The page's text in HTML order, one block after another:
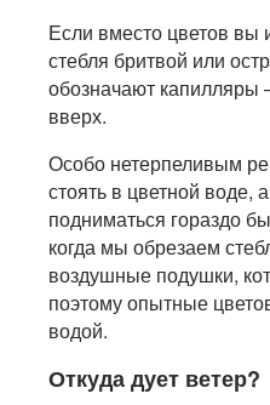
Если вместо цветов вы
стебля бритвой или
обозначают капилляры
вверх.
Особо нетерпеливым
стоять в цветной воде,
подниматься гораздо
когда мы обрезаем
воздушные подушки,
поэтому опытные
водой.
Откуда дует ветер?